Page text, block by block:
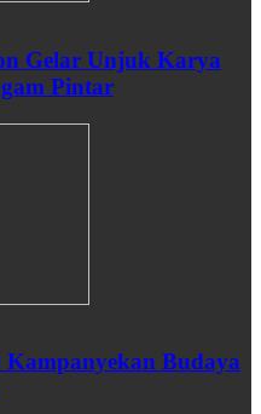
Gelar Unjuk Karya
Pintar
Kampanyekan Budaya